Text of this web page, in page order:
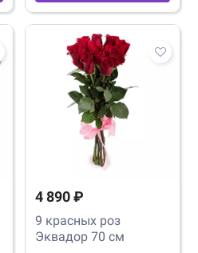
4 890 ₽
9 красных роз
Эквадор 70 см